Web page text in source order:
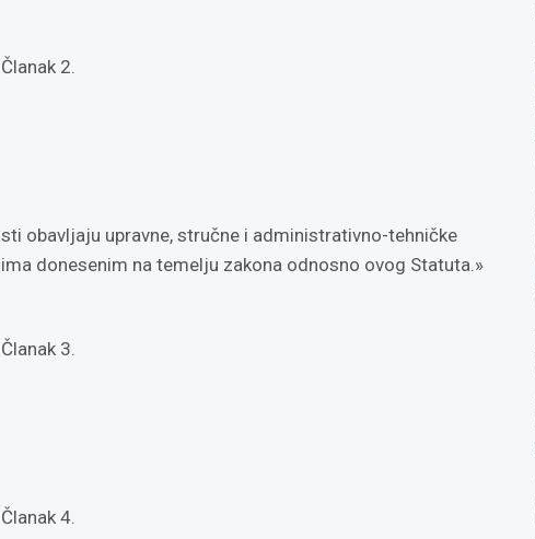
Članak 2.
obavljaju upravne, stručne i administrativno-tehničke
donesenim na temelju zakona odnosno ovog Statuta.»
Članak 3.
Članak 4.